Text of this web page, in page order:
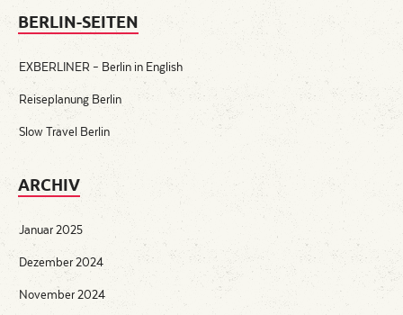
BERLIN-SEITEN
EXBERLINER – Berlin in English
Reiseplanung Berlin
Slow Travel Berlin
ARCHIV
Januar 2025
Dezember 2024
November 2024